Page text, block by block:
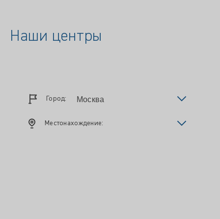
Наши центры
Город:
Местонахождение: